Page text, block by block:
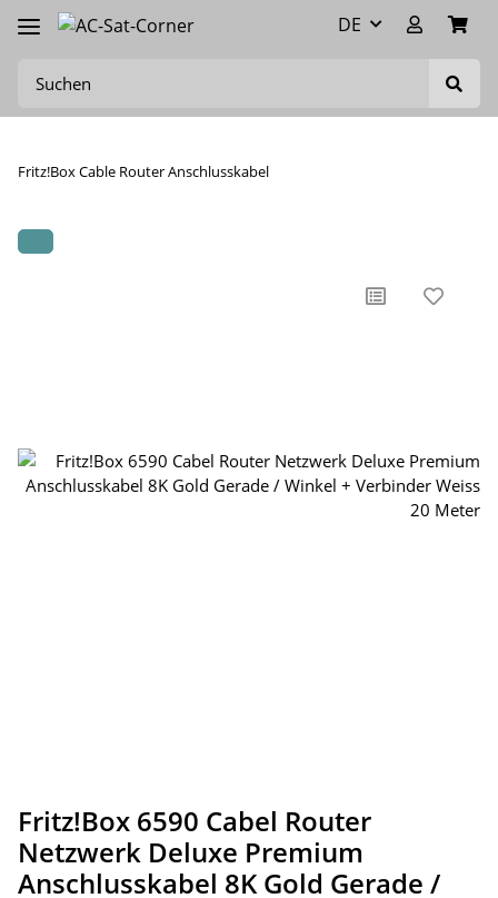
DE
Fritz!Box Cable Router Anschlusskabel
Fritz!Box 6590 Cabel Router
Netzwerk Deluxe Premium
Anschlusskabel 8K Gold Gerade /